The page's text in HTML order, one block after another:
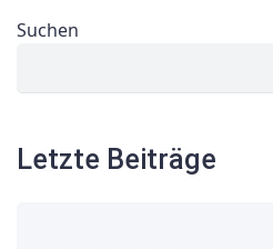
Suchen
Letzte Beiträge